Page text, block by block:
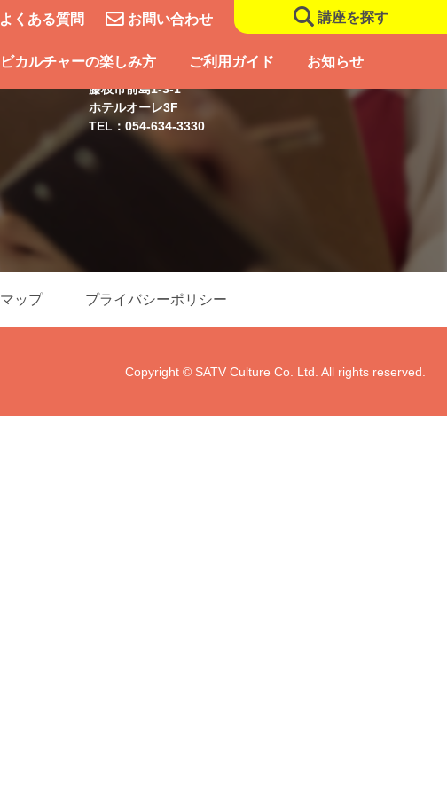
よくある質問 お問い合わせ 講座を探す
カルチャーの楽しみ方 ご利用ガイド お知らせ
藤枝スクール
藤枝市前島1-3-1
ホテルオーレ3F
TEL：054-634-3330
ップ プライバシーポリシー
Copyright © SATV Culture Co. Ltd. All rights reserved.